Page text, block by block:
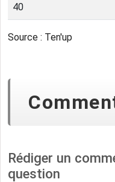
40
Source : Ten'up
Rédiger un
question